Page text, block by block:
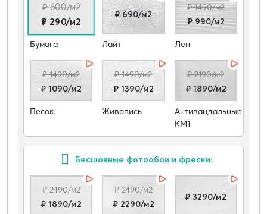
₽ 600/м2
₽ 290/м2
Бумага
₽ 690/м2
Лайт
₽ 1490/м2
₽ 990/м2
Лен
₽ 1490/м2
₽ 1090/м2
Песок
₽ 1490/м2
₽ 1390/м2
Живопись
₽ 2190/м2
₽ 1890/м2
Антивандальные
КМ1
Бесшовные фотообои и фрески:
₽ 2490/м2
₽ 1890/м2
₽ 2490/м2
₽ 2290/м2
₽ 3290/м2